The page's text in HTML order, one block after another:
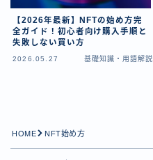
【2026年最新】NFTの始め方完
全ガイド！初心者向け購入手順と
失敗しない買い方
2026.05.27 基礎知識・用語解説
HOME NFT始め方